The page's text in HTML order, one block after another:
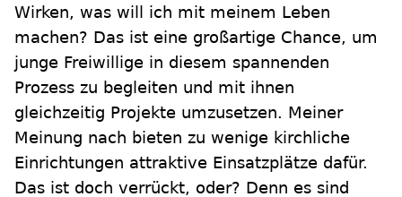
Wirken, was will ich mit meinem Leben
machen? Das ist eine großartige Chance, um
junge Freiwillige in diesem spannenden
Prozess zu begleiten und mit ihnen
gleichzeitig Projekte umzusetzen. Meiner
Meinung nach bieten zu wenige kirchliche
Einrichtungen attraktive Einsatzplätze dafür.
Das ist doch verrückt, oder? Denn es sind